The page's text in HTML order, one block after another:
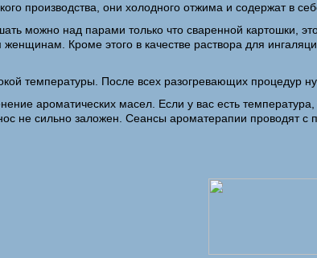
производства, они холодного отжима и содержат в
можно над парами только что сваренной картошки,
Кроме этого в качестве раствора для
температуры. После всех разогревающих процедур
ароматических масел. Если у вас есть
не сильно заложен. Сеансы ароматерапии проводят